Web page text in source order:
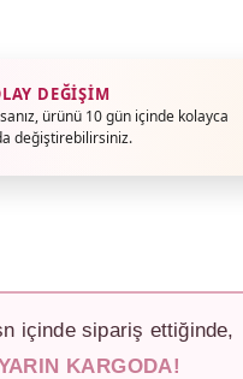
DEĞIŞIM
ürünü 10 gün içinde kolayca
değiştirebilirsiniz.
içinde sipariş ettiğinde,
KARGODA!